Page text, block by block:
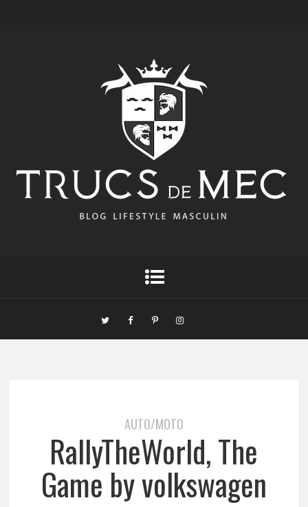
AUTO/MOTO
RallyTheWorld, The
Game by volkswagen